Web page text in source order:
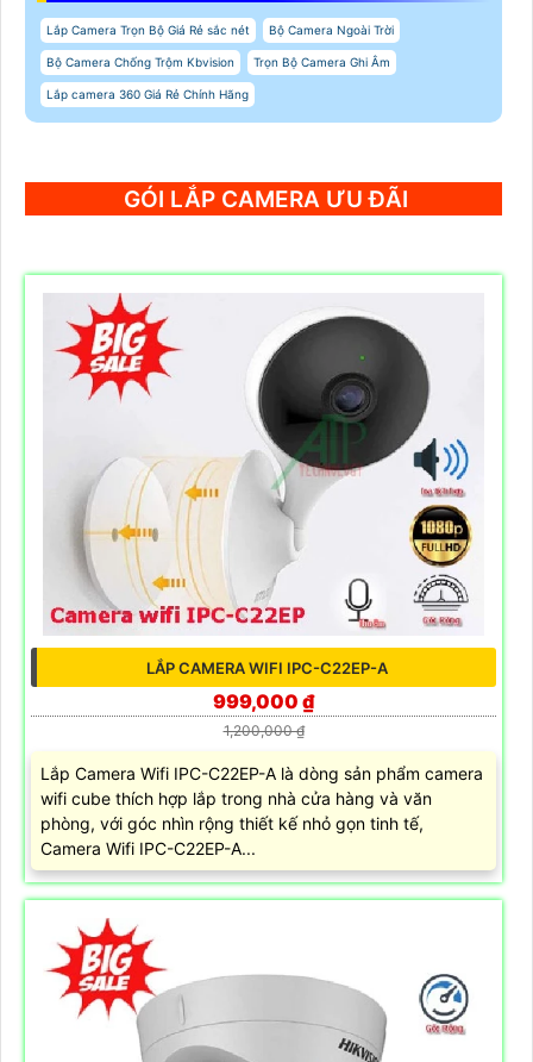
Lắp Camera Trọn Bộ Giá Rẻ sắc nét Bộ Camera Ngoài Trời
Bộ Camera Chống Trộm Kbvision Trọn Bộ Camera Ghi Âm
Lắp camera 360 Giá Rẻ Chính Hãng
GÓI LẮP CAMERA ƯU ĐÃI
LẮP CAMERA WIFI IPC-C22EP-A
999,000 ₫
1,200,000 ₫
Lắp Camera Wifi IPC-C22EP-A là dòng sản phẩm camera
wifi cube thích hợp lắp trong nhà cửa hàng và văn
phòng, với góc nhìn rộng thiết kế nhỏ gọn tinh tế,
Camera Wifi IPC-C22EP-A...